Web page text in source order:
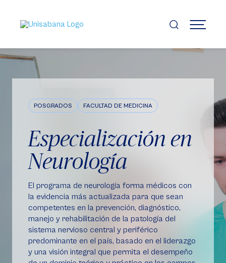
contenido
principal
MENÚ
POSGRADOS FACULTAD DE MEDICINA
Especialización en
Neurología
El programa de neurología forma médicos con
la evidencia más actualizada para que sean
competentes en la prevención, diagnóstico,
manejo y rehabilitación de la patología del
sistema nervioso central y periférico
predominante en el país, basado en el liderazgo
y una visión integral que permita el desempeño